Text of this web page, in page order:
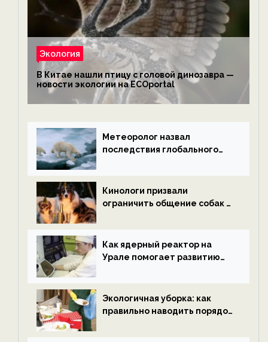
Экология
В Китае нашли птицу с головой динозавра —
новости экологии на ECOportal
Метеоролог назвал
последствия глобального
ECOportal
Кинологи призвали
ограничить общение собак с
ECOportal
Как ядерный реактор на
Урале помогает развитию
ECOportal
Экологичная уборка: как
правильно наводить порядок